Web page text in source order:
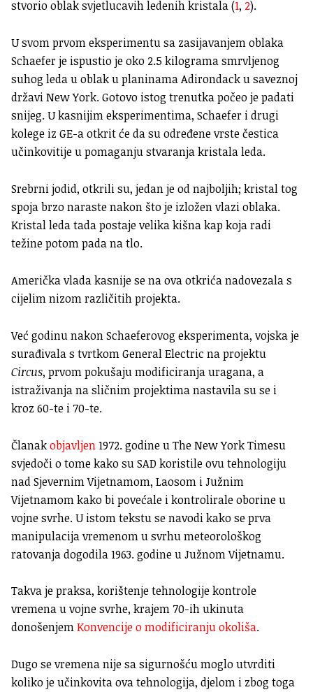
stvorio oblak svjetlucavih ledenih kristala (1, 2).
U svom prvom eksperimentu sa zasijavanjem oblaka
Schaefer je ispustio je oko 2.5 kilograma smrvljenog
suhog leda u oblak u planinama Adirondack u saveznoj
državi New York. Gotovo istog trenutka počeo je padati
snijeg. U kasnijim eksperimentima, Schaefer i drugi
kolege iz GE-a otkrit će da su određene vrste čestica
učinkovitije u pomaganju stvaranja kristala leda.
Srebrni jodid, otkrili su, jedan je od najboljih; kristal tog
spoja brzo naraste nakon što je izložen vlazi oblaka.
Kristal leda tada postaje velika kišna kap koja radi
težine potom pada na tlo.
Američka vlada kasnije se na ova otkrića nadovezala s
cijelim nizom različitih projekta.
Već godinu nakon Schaeferovog eksperimenta, vojska je
surađivala s tvrtkom General Electric na projektu
Circus, prvom pokušaju modificiranja uragana, a
istraživanja na sličnim projektima nastavila su se i
kroz 60-te i 70-te.
Članakobjavljen1972. godine u The New York Timesu
svjedoči o tome kako su SAD koristile ovu tehnologiju
nad Sjevernim Vijetnamom, Laosom i Južnim
Vijetnamom kako bi povećale i kontrolirale oborine u
vojne svrhe. U istom tekstu se navodi kako se prva
manipulacija vremenom u svrhu meteorološkog
ratovanja dogodila 1963. godine u Južnom Vijetnamu.
Takva je praksa, korištenje tehnologije kontrole
vremena u vojne svrhe, krajem 70-ih ukinuta
donošenjemKonvencije o modificiranju okoliša.
Dugo se vremena nije sa sigurnošću moglo utvrditi
koliko je učinkovita ova tehnologija, djelom i zbog toga